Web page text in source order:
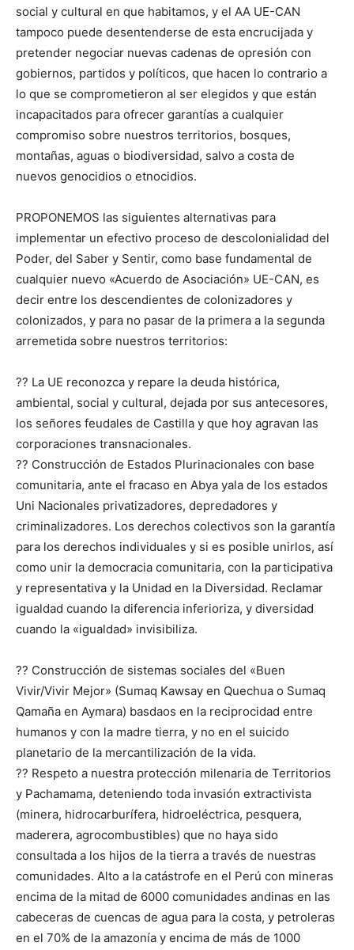
social y cultural en que habitamos, y el AA UE-CAN
tampoco puede desentenderse de esta encrucijada y
pretender negociar nuevas cadenas de opresión con
gobiernos, partidos y políticos, que hacen lo contrario a
lo que se comprometieron al ser elegidos y que están
incapacitados para ofrecer garantías a cualquier
compromiso sobre nuestros territorios, bosques,
montañas, aguas o biodiversidad, salvo a costa de
nuevos genocidios o etnocidios.
PROPONEMOS las siguientes alternativas para
implementar un efectivo proceso de descolonialidad del
Poder, del Saber y Sentir, como base fundamental de
cualquier nuevo «Acuerdo de Asociación» UE-CAN, es
decir entre los descendientes de colonizadores y
colonizados, y para no pasar de la primera a la segunda
arremetida sobre nuestros territorios:
?? La UE reconozca y repare la deuda histórica,
ambiental, social y cultural, dejada por sus antecesores,
los señores feudales de Castilla y que hoy agravan las
corporaciones transnacionales.
?? Construcción de Estados Plurinacionales con base
comunitaria, ante el fracaso en Abya yala de los estados
Uni Nacionales privatizadores, depredadores y
criminalizadores. Los derechos colectivos son la garantía
para los derechos individuales y si es posible unirlos, así
como unir la democracia comunitaria, con la participativa
y representativa y la Unidad en la Diversidad. Reclamar
igualdad cuando la diferencia inferioriza, y diversidad
cuando la «igualdad» invisibiliza.
?? Construcción de sistemas sociales del «Buen
Vivir/Vivir Mejor» (Sumaq Kawsay en Quechua o Sumaq
Qamaña en Aymara) basdaos en la reciprocidad entre
humanos y con la madre tierra, y no en el suicido
planetario de la mercantilización de la vida.
?? Respeto a nuestra protección milenaria de Territorios
y Pachamama, deteniendo toda invasión extractivista
(minera, hidrocarburífera, hidroeléctrica, pesquera,
maderera, agrocombustibles) que no haya sido
consultada a los hijos de la tierra a través de nuestras
comunidades. Alto a la catástrofe en el Perú con mineras
encima de la mitad de 6000 comunidades andinas en las
cabeceras de cuencas de agua para la costa, y petroleras
en el 70% de la amazonía y encima de más de 1000